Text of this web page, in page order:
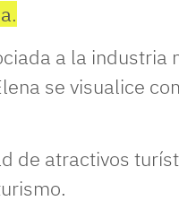
.
a la industria
se visualice
de atractivos